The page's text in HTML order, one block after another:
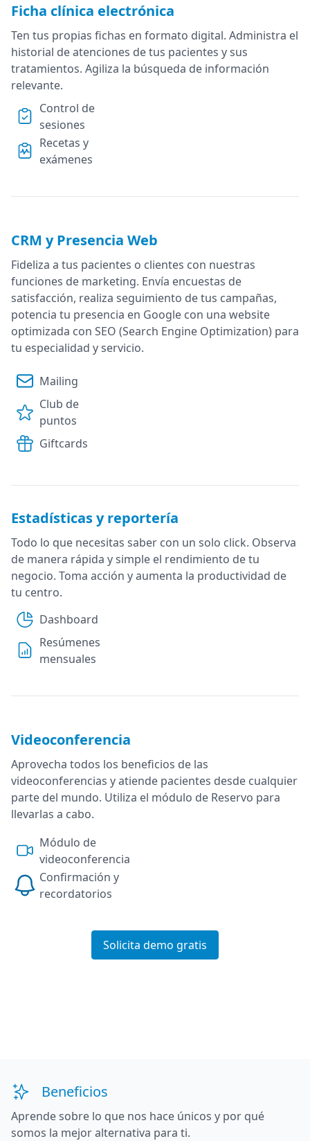
Ficha clínica electrónica
Ten tus propias fichas en formato digital. Administra el
historial de atenciones de tus pacientes y sus
tratamientos. Agiliza la búsqueda de información
relevante.
Control de
sesiones
Recetas y
exámenes
CRM y Presencia Web
Fideliza a tus pacientes o clientes con nuestras
funciones de marketing. Envía encuestas de
satisfacción, realiza seguimiento de tus campañas,
potencia tu presencia en Google con una website
optimizada con SEO (Search Engine Optimization) para
tu especialidad y servicio.
Mailing
Club de
puntos
Giftcards
Estadísticas y reportería
Todo lo que necesitas saber con un solo click. Observa
de manera rápida y simple el rendimiento de tu
negocio. Toma acción y aumenta la productividad de
tu centro.
Dashboard
Resúmenes
mensuales
Videoconferencia
Aprovecha todos los beneficios de las
videoconferencias y atiende pacientes desde cualquier
parte del mundo. Utiliza el módulo de Reservo para
llevarlas a cabo.
Módulo de
videoconferencia
Confirmación y
recordatorios
Solicita demo gratis
Beneficios
Aprende sobre lo que nos hace únicos y por qué
somos la mejor alternativa para ti.